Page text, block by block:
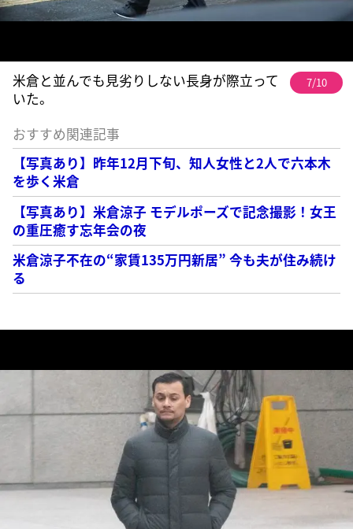
米倉と並んでも見劣りしない長身が際立って
いた。
7/10
おすすめ関連記事
【写真あり】昨年12月下旬、知人女性と2人で六本木
を歩く米倉
【写真あり】米倉涼子 モデルポーズで記念撮影！女王
の重圧癒す忘年会の夜
米倉涼子不在の“家賃135万円新居” 今も夫が住み続け
る